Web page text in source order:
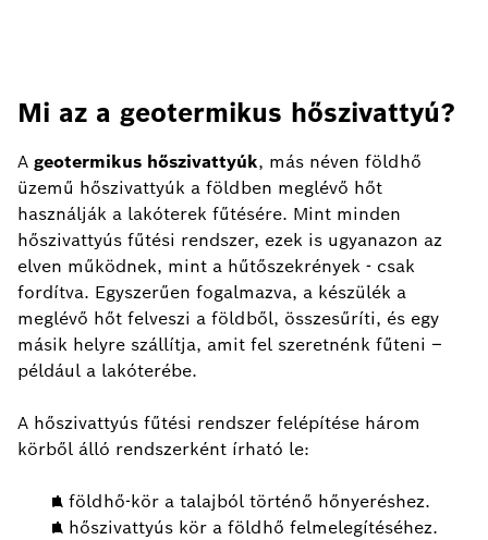
Mi az a geotermikus hőszivattyú?
A geotermikus hőszivattyúk, más néven földhő
üzemű hőszivattyúk a földben meglévő hőt
használják a lakóterek fűtésére. Mint minden
hőszivattyús fűtési rendszer, ezek is ugyanazon az
elven működnek, mint a hűtőszekrények - csak
fordítva. Egyszerűen fogalmazva, a készülék a
meglévő hőt felveszi a földből, összesűríti, és egy
másik helyre szállítja, amit fel szeretnénk fűteni –
például a lakóterébe.
A hőszivattyús fűtési rendszer felépítése három
körből álló rendszerként írható le:
A földhő-kör a talajból történő hőnyeréshez.
A hőszivattyús kör a földhő felmelegítéséhez.